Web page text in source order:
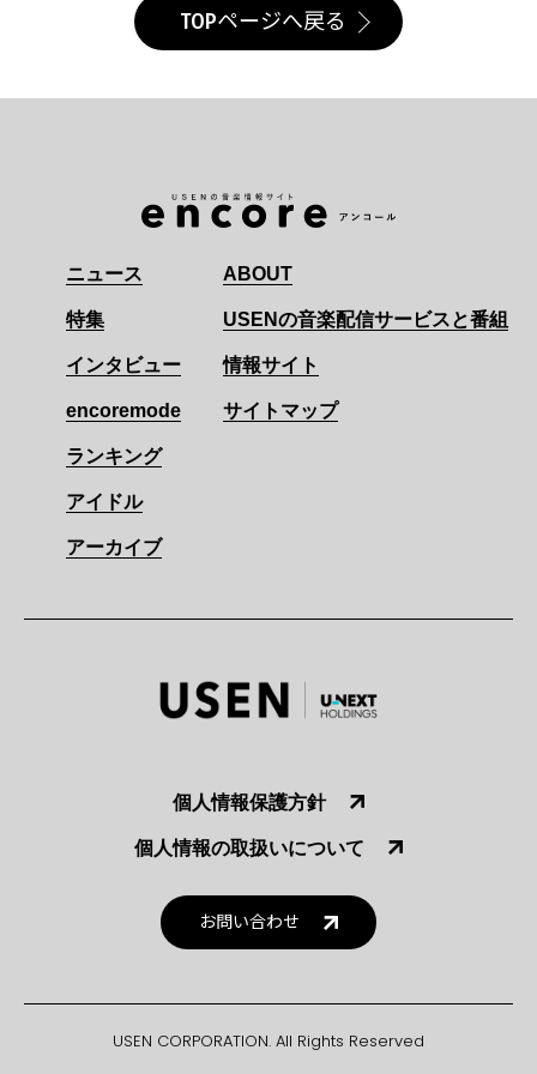
TOPページへ戻る
ニュース
特集
インタビュー
encoremode
ランキング
アイドル
アーカイブ
ABOUT
USENの音楽配信サービスと番組
情報サイト
サイトマップ
個人情報保護方針
個人情報の取扱いについて
お問い合わせ
USEN CORPORATION. All Rights Reserved